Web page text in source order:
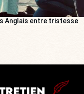
Anglais entre tristesse